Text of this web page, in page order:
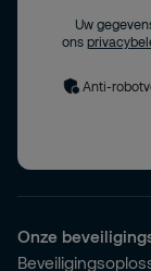
Uw
ons
Anti-
Onze